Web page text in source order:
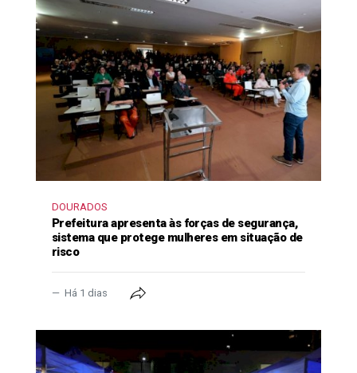
DOURADOS
Prefeitura apresenta às forças de segurança,
sistema que protege mulheres em situação de
risco
Há 1 dias